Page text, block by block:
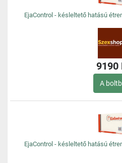
EjaControl - késleltető hatású
9190
A
EjaControl - késleltető hatású